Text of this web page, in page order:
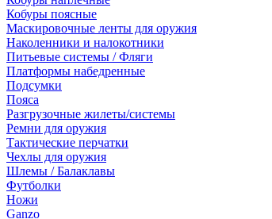
Кобуры поясные
Маскировочные ленты для оружия
Наколенники и налокотники
Питьевые системы / Фляги
Платформы набедренные
Подсумки
Пояса
Разгрузочные жилеты/системы
Ремни для оружия
Тактические перчатки
Чехлы для оружия
Шлемы / Балаклавы
Футболки
Ножи
Ganzo